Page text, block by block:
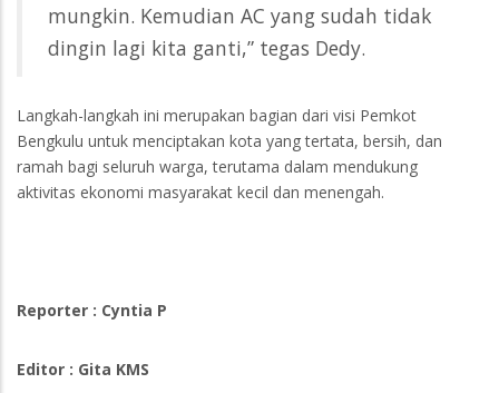
mungkin. Kemudian AC yang sudah tidak
dingin lagi kita ganti,” tegas Dedy.
Langkah-langkah ini merupakan bagian dari visi Pemkot
Bengkulu untuk menciptakan kota yang tertata, bersih, dan
ramah bagi seluruh warga, terutama dalam mendukung
aktivitas ekonomi masyarakat kecil dan menengah.
Reporter : Cyntia P
Editor : Gita KMS